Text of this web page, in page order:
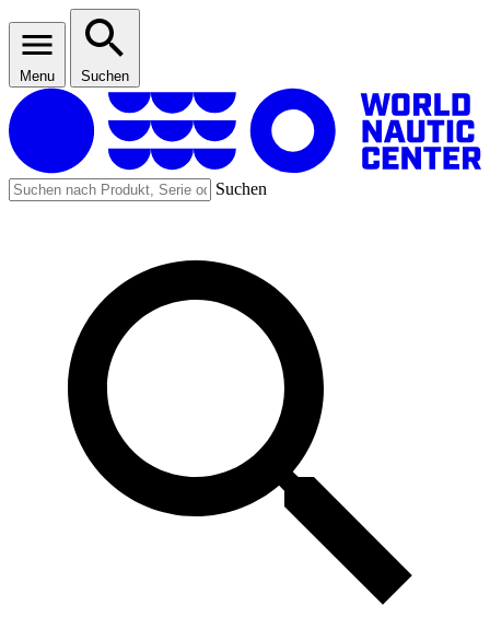
Menu Suchen
Suchen